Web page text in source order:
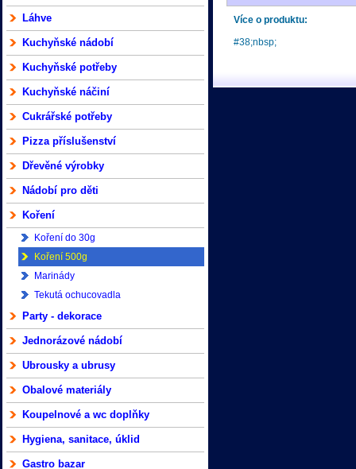
Láhve
Kuchyňské nádobí
Kuchyňské potřeby
Kuchyňské náčiní
Cukrářské potřeby
Pizza příslušenství
Dřevěné výrobky
Nádobí pro děti
Koření
Koření do 30g
Koření 500g
Marinády
Tekutá ochucovadla
Party - dekorace
Jednorázové nádobí
Ubrousky a ubrusy
Obalové materiály
Koupelnové a wc doplňky
Hygiena, sanitace, úklid
Gastro bazar
Více o produktu:
#38;nbsp;